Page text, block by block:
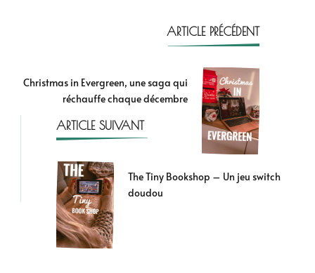
ARTICLE PRÉCÉDENT
Christmas in Evergreen, une saga qui
réchauffe chaque décembre
ARTICLE SUIVANT
The Tiny Bookshop – Un jeu switch
doudou